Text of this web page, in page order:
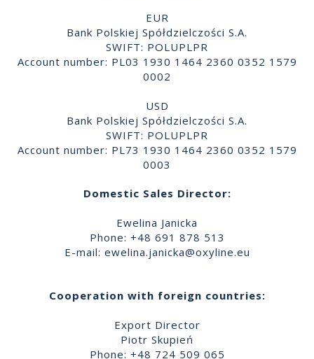
EUR
Bank Polskiej Spółdzielczości S.A.
SWIFT: POLUPLPR
Account number: PL03 1930 1464 2360 0352 1579
0002
USD
Bank Polskiej Spółdzielczości S.A.
SWIFT: POLUPLPR
Account number: PL73 1930 1464 2360 0352 1579
0003
Domestic Sales Director:
Ewelina Janicka
Phone: +48 691 878 513
E-mail: ewelina.janicka@oxyline.eu
Cooperation with foreign countries:
Export Director
Piotr Skupień
Phone: +48 724 509 065